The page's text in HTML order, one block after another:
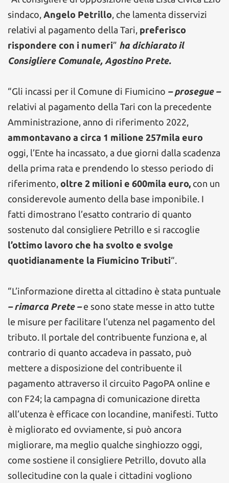
sindaco, Angelo Petrillo, che lamenta disservizi
relativi al pagamento della Tari, preferisco
rispondere con i numeri” ha dichiarato il
Consigliere Comunale, Agostino Prete.
“Gli incassi per il Comune di Fiumicino – prosegue –
relativi al pagamento della Tari con la precedente
Amministrazione, anno di riferimento 2022,
ammontavano a circa 1 milione 257mila euro
oggi, l’Ente ha incassato, a due giorni dalla scadenza
della prima rata e prendendo lo stesso periodo di
riferimento, oltre 2 milioni e 600mila euro, con un
considerevole aumento della base imponibile. I
fatti dimostrano l’esatto contrario di quanto
sostenuto dal consigliere Petrillo e si raccoglie
l’ottimo lavoro che ha svolto e svolge
quotidianamente la Fiumicino Tributi“.
“L’informazione diretta al cittadino è stata puntuale
– rimarca Prete –e sono state messe in atto tutte
le misure per facilitare l’utenza nel pagamento del
tributo. Il portale del contribuente funziona e, al
contrario di quanto accadeva in passato, può
mettere a disposizione del contribuente il
pagamento attraverso il circuito PagoPA online e
con F24; la campagna di comunicazione diretta
all’utenza è efficace con locandine, manifesti. Tutto
è migliorato ed ovviamente, si può ancora
migliorare, ma meglio qualche singhiozzo oggi,
come sostiene il consigliere Petrillo, dovuto alla
sollecitudine con la quale i cittadini vogliono